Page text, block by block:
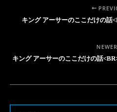
キング アーサーのここだけの話
NEWER
キング アーサーのここだけの話